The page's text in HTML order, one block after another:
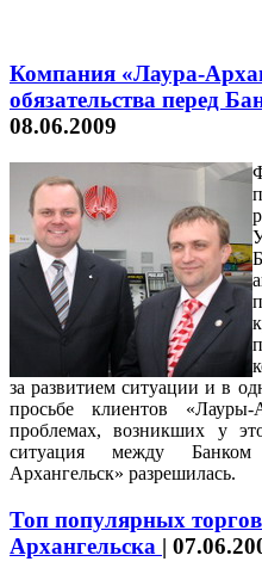
Компания «Лаура-
обязательства перед
08.06.2009
за развитием ситуации и в
просьбе клиентов «Лауры-
проблемах, возникших у
ситуация между
Архангельск» разрешилась.
Топ популярных
Архангельска |